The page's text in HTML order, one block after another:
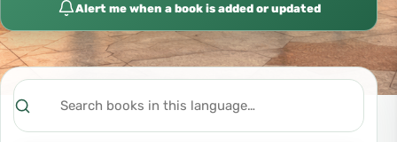
Alert me when a book is added or updated
Search